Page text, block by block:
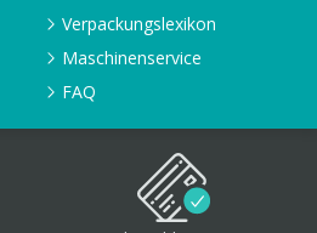
Verpackungslexikon
Maschinenservice
FAQ